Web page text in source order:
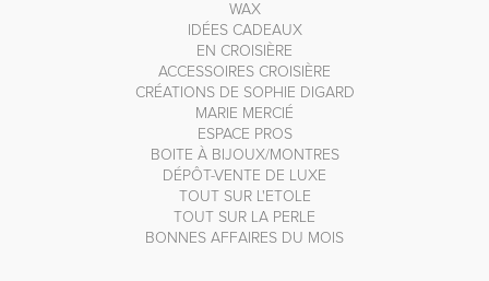
WAX
IDÉES CADEAUX
EN CROISIÈRE
ACCESSOIRES CROISIÈRE
CRÉATIONS DE SOPHIE DIGARD
MARIE MERCIÉ
ESPACE PROS
BOITE À BIJOUX/MONTRES
DÉPÔT-VENTE DE LUXE
TOUT SUR L'ETOLE
TOUT SUR LA PERLE
BONNES AFFAIRES DU MOIS